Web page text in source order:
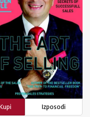
Izposodi